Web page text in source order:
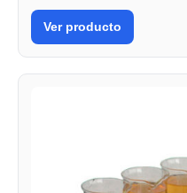
Ver producto